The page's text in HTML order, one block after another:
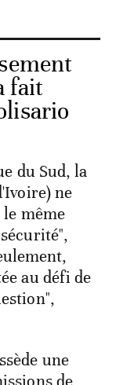
fait
du Sud, la
ne
même
au défi de
une
de